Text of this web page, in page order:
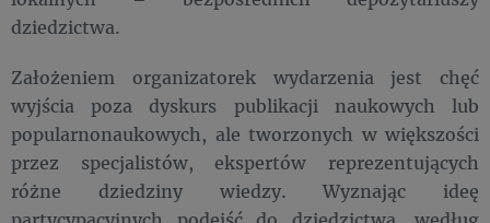
dziedzictwa.
Założeniem organizatorek wydarzenia jest chęć
wyjścia poza dyskurs publikacji naukowych lub
popularnonaukowych, ale tworzonych w większości
przez specjalistów, ekspertów reprezentujących
różne dziedziny wiedzy. Wyznając ideę